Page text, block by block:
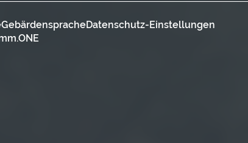
GebärdenspracheDatenschutz-Einstellungen